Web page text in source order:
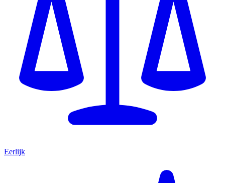
Eerlijk